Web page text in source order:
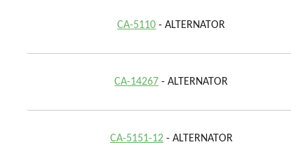
CA-5110 - ALTERNATOR
CA-14267 - ALTERNATOR
CA-5151-12- ALTERNATOR